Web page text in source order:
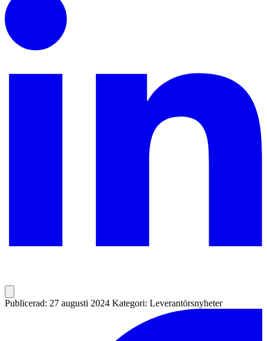
Publicerad: 27 augusti 2024 Kategori: Leverantörsnyheter